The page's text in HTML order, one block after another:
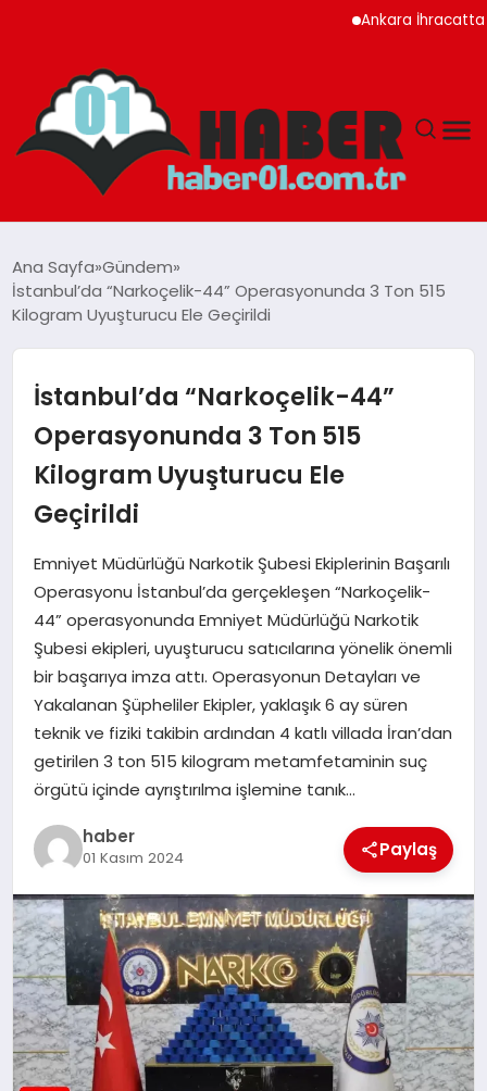
Ankara İhracatta
MAGAZIN
EĞITIM
TEKNOLOJI
Ana Sayfa Gündem
İstanbul’da “Narkoçelik-44” Operasyonunda 3 Ton 515
Kilogram Uyuşturucu Ele Geçirildi
İstanbul’da “Narkoçelik-44”
Operasyonunda 3 Ton 515
Kilogram Uyuşturucu Ele
Geçirildi
Emniyet Müdürlüğü Narkotik Şubesi Ekiplerinin Başarılı
Operasyonu İstanbul’da gerçekleşen “Narkoçelik-
44” operasyonunda Emniyet Müdürlüğü Narkotik
Şubesi ekipleri, uyuşturucu satıcılarına yönelik önemli
bir başarıya imza attı. Operasyonun Detayları ve
Yakalanan Şüpheliler Ekipler, yaklaşık 6 ay süren
teknik ve fiziki takibin ardından 4 katlı villada İran’dan
getirilen 3 ton 515 kilogram metamfetaminin suç
örgütü içinde ayrıştırılma işlemine tanık…
haber
01 Kasım 2024 Paylaş